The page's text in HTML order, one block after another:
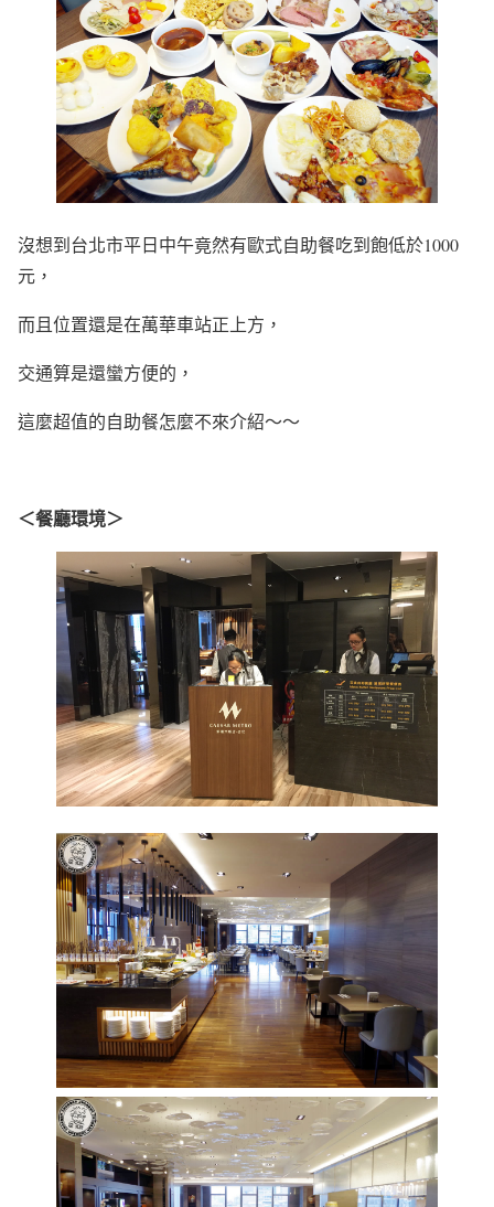
沒想到台北市平日中午竟然有歐式自助餐吃到飽低於1000
元，
而且位置還是在萬華車站正上方，
交通算是還蠻方便的，
這麼超值的自助餐怎麼不來介紹～～
＜餐廳環境＞